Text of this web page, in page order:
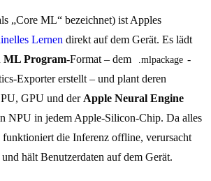
„Core ML“ bezeichnet) ist Apples
Lernen direkt auf dem Gerät. Es lädt
ML Program-Format – dem .mlpackage -
Exporter erstellt – und plant deren
GPU und der Apple Neural Engine
NPU in jedem Apple-Silicon-Chip. Da alles
die Inferenz offline, verursacht
hält Benutzerdaten auf dem Gerät.